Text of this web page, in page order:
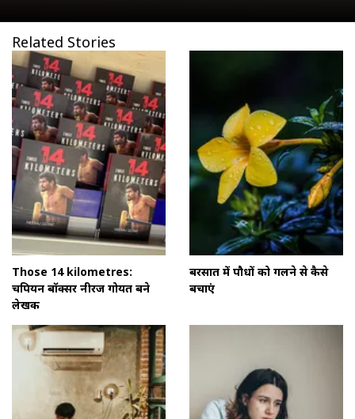
Related Stories
Those 14 kilometres:
चैंपियन बॉक्सर नीरज गोयत बने
लेखक
बरसात में पौधों को गलने से कैसे
बचाएं